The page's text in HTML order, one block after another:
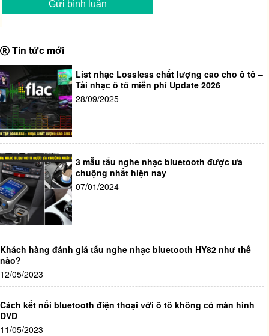
Tin tức mới
List nhạc Lossless chất lượng cao cho ô tô –
Tải nhạc ô tô miễn phí Update 2026
28/09/2025
3 mẫu tẩu nghe nhạc bluetooth được ưa
chuộng nhất hiện nay
07/01/2024
Khách hàng đánh giá tẩu nghe nhạc bluetooth HY82 như thế
nào?
12/05/2023
Cách kết nối bluetooth điện thoại với ô tô không có màn hình
DVD
11/05/2023